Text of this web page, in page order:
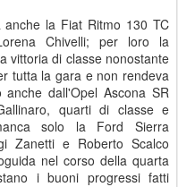
la Fiat Ritmo 130 TC
Chivelli; per loro la
vittoria di classe nonostante
tutta la gara e non rendeva
dall'Opel Ascona SR
quarti di classe e
solo la Ford Sierra
Zanetti e Roberto Scalco
nel corso della quarta
i buoni progressi fatti